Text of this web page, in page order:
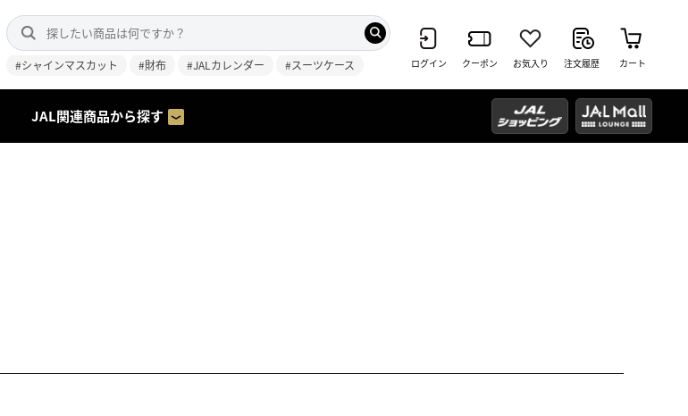
#シャインマスカット #財布 #JALカレンダー #スーツケース ログイン クーポン お気入り 注文履歴 カート
JAL関連商品から探す